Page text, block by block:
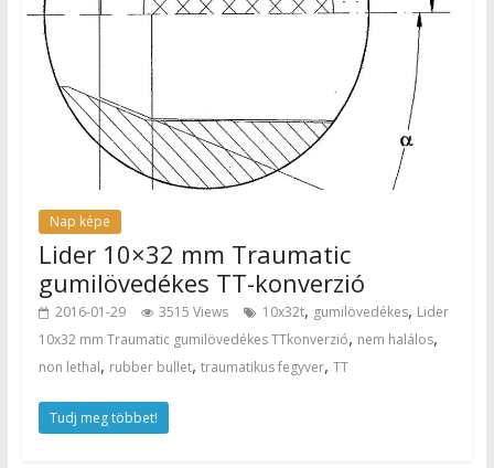
Nap képe
Lider 10×32 mm Traumatic
gumilövedékes TT-konverzió
2016-01-29 3515 Views 10x32t, gumilövedékes, Lider
10x32 mm Traumatic gumilövedékes TTkonverzió, nem halálos,
non lethal, rubber bullet, traumatikus fegyver, TT
Tudj meg többet!